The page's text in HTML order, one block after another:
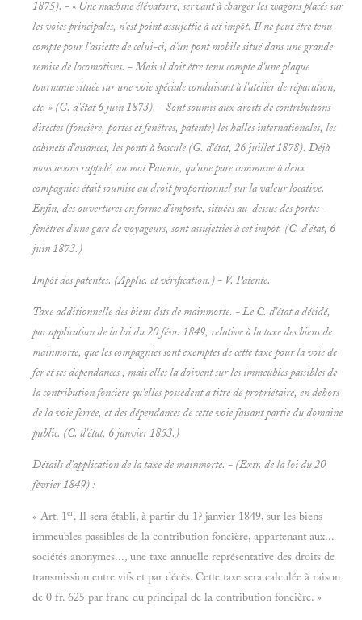
1875). - « Une machine élévatoire, servant à charger les wagons placés sur
les voies principales, n'est point assujettie à cet impôt. Il ne peut être tenu
compte pour l'assiette de celui-ci, d'un pont mobilesitué dans une grande
remise de locomotives. - Mais il doit être tenu compte d'une plaque
tournante située sur une voie spéciale conduisant à l'atelier de réparation,
etc. » (G. d'état 6 juin 1873). - Sont soumis aux droits de contributions
directes (foncière, portes et fenêtres, patente) leshalles internationales, les
cabinets d'aisances, les ponts à bascule (G. d'état, 26 juillet 1878). Déjà
nous avons rappelé, au motPatente, qu'une parecommuneà deux
compagnies était soumise au droit proportionnel sur la valeur locative.
Enfin, des ouvertures en forme d'imposte, situées au-dessus des portes-
fenêtres d'une gare de voyageurs, sont assujetties à cet impôt. (C. d'état, 6
juin 1873.)
Impôt des patentes. (Applic. et vérification.) - V.Patente.
Taxe additionnelle des biens dits de mainmorte. - Le C. d'état a décidé,
par application de la loi du 20 févr. 1849, relative à la taxe des biens de
mainmorte, que les compagnies sont exemptes de cette taxe pour la voie de
fer et ses dépendances ; mais elles la doivent sur les immeubles passibles de
la contribution foncière qu'elles possèdent à titre de propriétaire, en dehors
de la voie ferrée, et des dépendances de cette voie faisant partie du domaine
public. (C. d'état, 6 janvier 1853.)
Détails d'application de la taxe de mainmorte. - (Extr. de la loi du 20
février 1849) :
« Art. 1er. Il sera établi, à partir du 1? janvier 1849, sur les biens
immeubles passibles de la contribution foncière, appartenant aux...
sociétés anonymes..., une taxe annuelle représentative des droits de
transmission entre vifs et par décès. Cette taxe sera calculée à raison
de 0 fr. 625 par franc du principal de la contribution foncière. »